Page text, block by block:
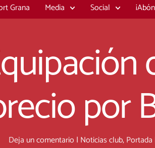
Grana
Media Social
por
Deja un comentario | Noticias club,Portada